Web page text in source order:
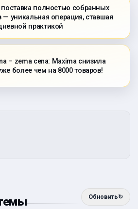
поставка полностью собранных
— уникальная операция, ставшая
практикой
– zema cena: Maxima снизила
более чем на 8000 товаров!
Обновить↻